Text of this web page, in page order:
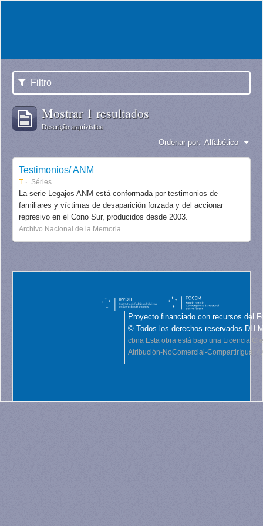
Filtro
Mostrar 1 resultados
Descrição arquivística
Ordenar por: Alfabético
Testimonios/ ANM
T Séries
La serie Legajos ANM está conformada por testimonios de
familiares y víctimas de desaparición forzada y del accionar
represivo en el Cono Sur, producidos desde 2003.
Archivo Nacional de la Memoria
Proyecto financiado con recursos del
© Todos los derechos reservados DH
cbna Esta obra está bajo una Licencia
Atribución-NoComercial-CompartirIgual